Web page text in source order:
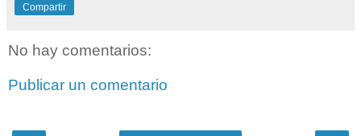
Compartir
No hay comentarios:
Publicar un comentario